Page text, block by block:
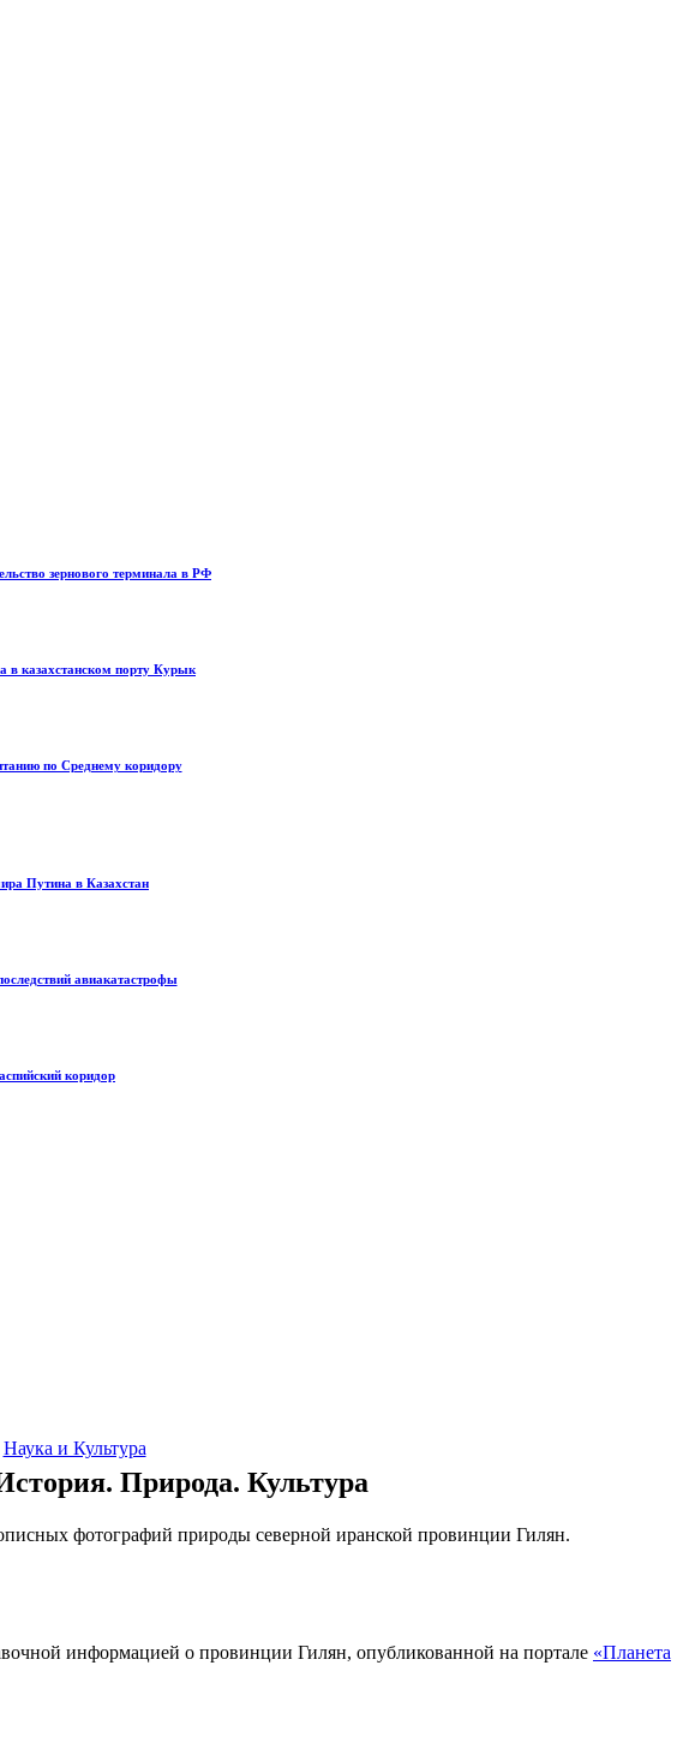
зернового терминала в РФ
в казахстанском порту Курык
по Среднему коридору
Путина в Казахстан
авиакатастрофы
коридор
Наука и Культура
Природа. Культура
фотографий природы северной иранской провинции Гилян.
информацией о провинции Гилян, опубликованной на портале «Планета